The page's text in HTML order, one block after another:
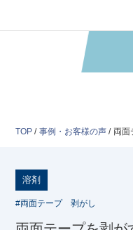
TOP / 事例・お客様の声 / 両面
溶剤
#両面テープ 剥がし